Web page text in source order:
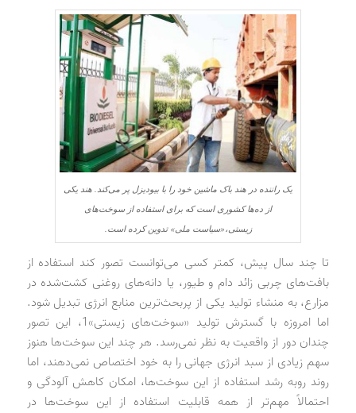
یک راننده در هند باک ماشین خود را با بیودیزل پر می‌کند. هند یکی
از ده‌ها کشوری است که برای استفاده از سوخت‌های
زیستی،«سیاست ملی» تدوین کرده است.
تا چند سال پیش، کمتر کسی می‌توانست تصور کند استفاده از
بافت‌های چربی زائد دام و طیور، یا دانه‌های روغنی کشت‌شده در
مزارع، به منشاء تولید یکی از پربحث‌ترین منابع انرژی تبدیل شود.
اما امروزه با گسترش تولید «سوخت‌های زیستی»1، این تصور
چندان دور از واقعیت به نظر نمی‌رسد. هر چند این سوخت‌ها هنوز
سهم زیادی از سبد انرژی جهانی را به خود اختصاص نمی‌دهند، اما
روند روبه ‌رشد استفاده از این سوخت‌ها، امکان کاهش آلودگی و
احتمالاً مهم‌تر از همه قابلیت استفاده از این سوخت‌ها در